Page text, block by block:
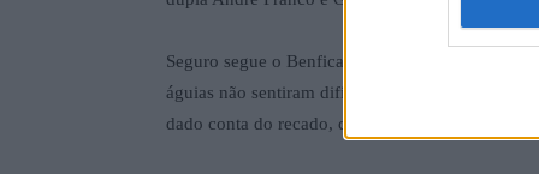
Seguro segue o Benfica, que só sabe vencer e
águias não sentiram dificuldades para vencer
dado conta do recado, com dois triunfos nas